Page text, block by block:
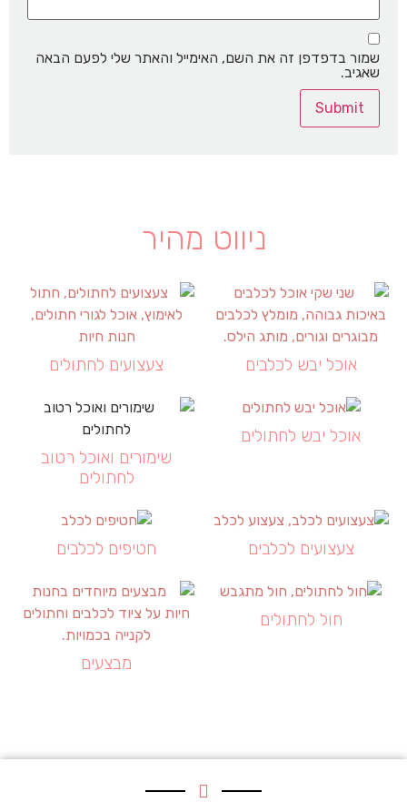
שמור בדפדפן זה את השם, האימייל והאתר שלי לפעם הבאה
שאגיב.
ניווט מהיר
אוכל יבש לכלבים צעצועים לחתולים
אוכל יבש לחתולים
שימורים ואוכל רטוב
לחתולים
צעצועים לכלבים חטיפים לכלבים
חול לחתולים
מבצעים